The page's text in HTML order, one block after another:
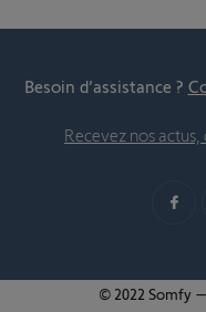
Besoin d’assistance ?
Recevez nos actus,
© 2022 Somfy –